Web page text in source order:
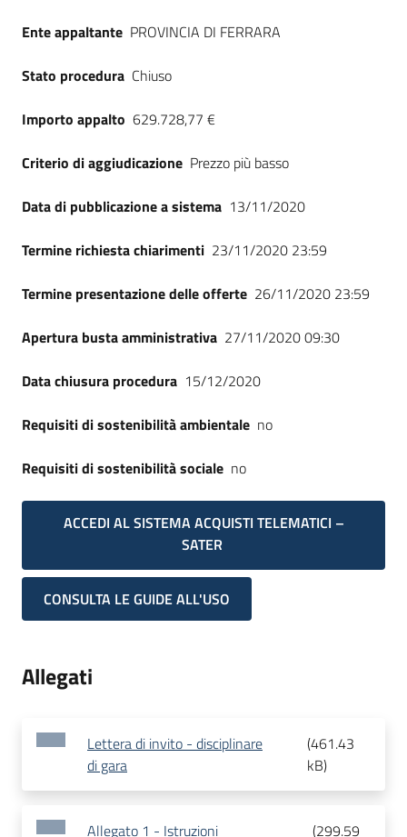
Seguici
Ente appaltante PROVINCIA DI FERRARA
Stato procedura Chiuso
Importo appalto 629.728,77 €
Criterio di aggiudicazione Prezzo più basso
Data di pubblicazione a sistema 13/11/2020
Termine richiesta chiarimenti 23/11/2020 23:59
Termine presentazione delle offerte 26/11/2020 23:59
Apertura busta amministrativa 27/11/2020 09:30
Data chiusura procedura 15/12/2020
Requisiti di sostenibilità ambientale no
Requisiti di sostenibilità sociale no
ACCEDI AL SISTEMA ACQUISTI TELEMATICI –
SATER
CONSULTA LE GUIDE ALL'USO
Allegati
Lettera di invito - disciplinare
di gara
(461.43
kB)
Allegato 1 - Istruzioni (299.59